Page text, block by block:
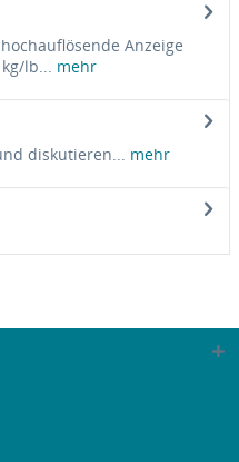
Anzeige
lb...
mehr
diskutieren...
mehr